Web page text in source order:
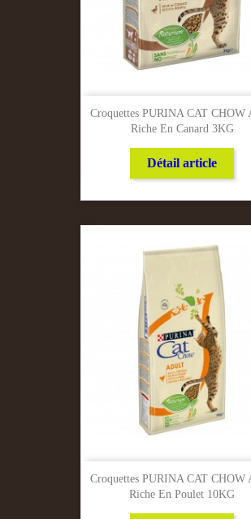
Croquettes PURINA CAT CHOW
Riche En Canard 3KG
Détail article
Croquettes PURINA CAT CHOW
Riche En Poulet 10KG